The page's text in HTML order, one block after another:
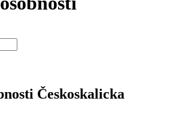
Českoskalicka